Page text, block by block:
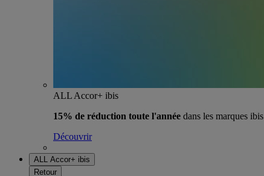
ALL Accor+ ibis
15% de réduction toute l'année dans les marques ibis
Découvrir
ALL Accor+ ibis
Retour